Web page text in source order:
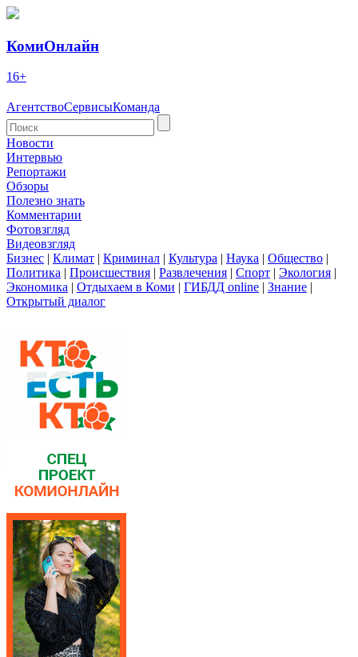
КомиОнлайн
16+
АгентствоСервисыКоманда
Новости
Интервью
Репортажи
Обзоры
Полезно знать
Комментарии
Фотовзгляд
Видеовзгляд
Бизнес | Климат | Криминал | Культура | Наука | Общество |
Политика | Происшествия | Развлечения | Спорт | Экология |
Экономика | Отдыхаем в Коми | ГИБДД online | Знание |
Открытый диалог